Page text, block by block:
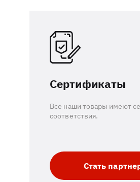
Сертификаты
Все наши товары имеют
соответствия.
Стать